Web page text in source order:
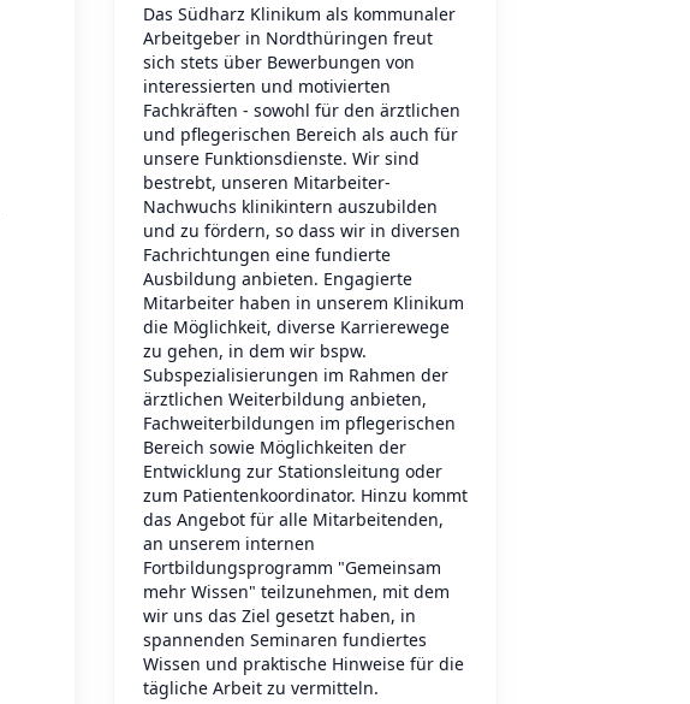
Das Südharz Klinikum als kommunaler
Arbeitgeber in Nordthüringen freut
sich stets über Bewerbungen von
interessierten und motivierten
Fachkräften - sowohl für den ärztlichen
und pflegerischen Bereich als auch für
unsere Funktionsdienste. Wir sind
bestrebt, unseren Mitarbeiter-
Nachwuchs klinikintern auszubilden
und zu fördern, so dass wir in diversen
Fachrichtungen eine fundierte
Ausbildung anbieten. Engagierte
Mitarbeiter haben in unserem Klinikum
die Möglichkeit, diverse Karrierewege
zu gehen, in dem wir bspw.
Subspezialisierungen im Rahmen der
ärztlichen Weiterbildung anbieten,
Fachweiterbildungen im pflegerischen
Bereich sowie Möglichkeiten der
Entwicklung zur Stationsleitung oder
zum Patientenkoordinator. Hinzu kommt
das Angebot für alle Mitarbeitenden,
an unserem internen
Fortbildungsprogramm "Gemeinsam
mehr Wissen" teilzunehmen, mit dem
wir uns das Ziel gesetzt haben, in
spannenden Seminaren fundiertes
Wissen und praktische Hinweise für die
tägliche Arbeit zu vermitteln.